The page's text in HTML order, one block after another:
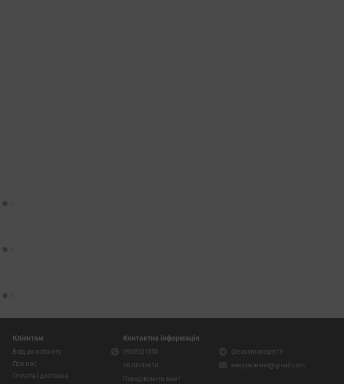
Клієнтам
Вхід до кабінету
Про нас
Оплата і доставка
Контактна інформація
0938321350
0638348618
Передзвонити вам?
@easymanager13
easyvape.net@gmail.com